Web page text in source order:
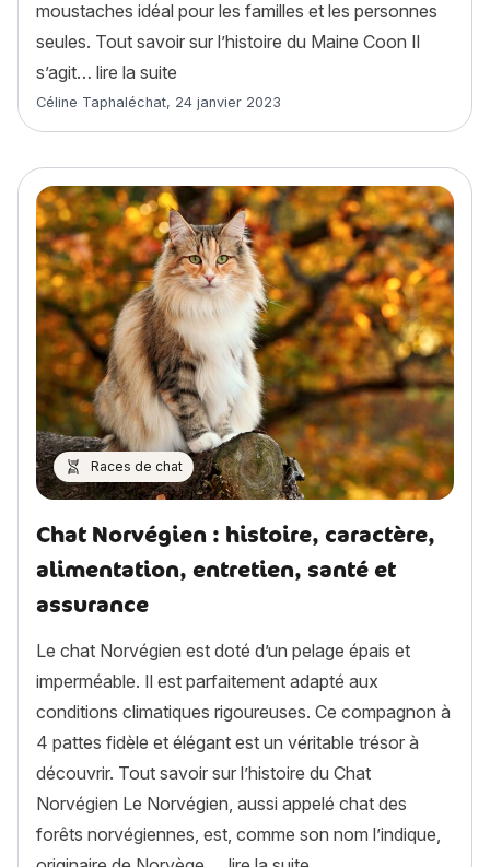
moustaches idéal pour les familles et les personnes
seules. Tout savoir sur l’histoire du Maine Coon Il
s’agit… lire la suite
Article rédigé par
Céline Taphaléchat, 24 janvier 2023
Races de chat
Chat Norvégien : histoire, caractère,
alimentation, entretien, santé et
assurance
Le chat Norvégien est doté d’un pelage épais et
imperméable. Il est parfaitement adapté aux
conditions climatiques rigoureuses. Ce compagnon à
4 pattes fidèle et élégant est un véritable trésor à
découvrir. Tout savoir sur l’histoire du Chat
Norvégien Le Norvégien, aussi appelé chat des
forêts norvégiennes, est, comme son nom l’indique,